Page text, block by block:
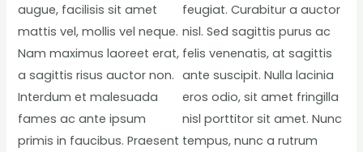
augue, facilisis sit amet
mattis vel, mollis vel neque.
Nam maximus laoreet erat,
a sagittis risus auctor non.
Interdum et malesuada
fames ac ante ipsum
primis in faucibus. Praesent
feugiat. Curabitur a auctor
nisl. Sed sagittis purus ac
felis venenatis, at sagittis
ante suscipit. Nulla lacinia
eros odio, sit amet fringilla
nisl porttitor sit amet. Nunc
tempus, nunc a rutrum